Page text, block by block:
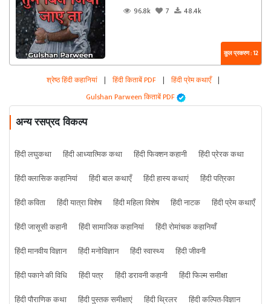
96.8k
7 48.4k
कुल प्रकरण : 12
श्रेष्ठ हिंदी कहानियां | हिंदी किताबें PDF | हिंदी प्रेम कथाएँ |
Gulshan Parween किताबें PDF
अन्य रसप्रद विकल्प
हिंदी लघुकथा हिंदी आध्यात्मिक कथा हिंदी फिक्शन कहानी
हिंदी प्रेरक कथा
हिंदी क्लासिक कहानियां
हिंदी बाल कथाएँ हिंदी हास्य कथाएं
हिंदी पत्रिका
हिंदी कविता
हिंदी यात्रा विशेष हिंदी महिला विशेष हिंदी नाटक
हिंदी प्रेम कथाएँ
हिंदी जासूसी कहानी
हिंदी सामाजिक कहानियां
हिंदी रोमांचक कहानियाँ
हिंदी मानवीय विज्ञान
हिंदी मनोविज्ञान हिंदी स्वास्थ्य
हिंदी जीवनी
हिंदी पकाने की विधि
हिंदी पत्र हिंदी डरावनी कहानी
हिंदी फिल्म समीक्षा
हिंदी पौराणिक कथा
हिंदी पुस्तक समीक्षाएं हिंदी थ्रिलर हिंदी कल्पित-विज्ञान